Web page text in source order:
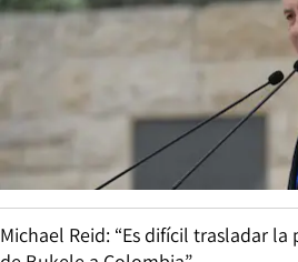
Michael Reid: “Es difícil trasladar